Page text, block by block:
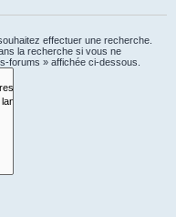
effectuer une recherche.
la recherche si vous ne
forums » affichée ci-dessous.